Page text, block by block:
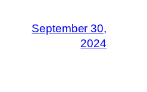
September 30,
2024